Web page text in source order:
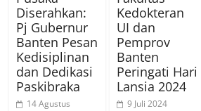
Diserahkan:
Pj Gubernur
Banten Pesan
Kedisiplinan
dan Dedikasi
Paskibraka
14 Agustus
Kedokteran
UI dan
Pemprov
Banten
Peringati Hari
Lansia 2024
9 Juli 2024